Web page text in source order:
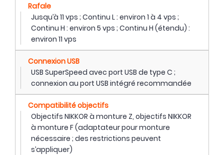
Rafale
Jusqu’à 11 vps ; Continu L : environ 1 à 4 vps ;
Continu H : environ 5 vps ; Continu H (étendu) :
environ 11 vps
Connexion USB
USB SuperSpeed avec port USB de type C ;
connexion au port USB intégré recommandée
Compatibilité objectifs
Objectifs NIKKOR à monture Z, objectifs NIKKOR
à monture F (adaptateur pour monture
nécessaire ; des restrictions peuvent
s’appliquer)